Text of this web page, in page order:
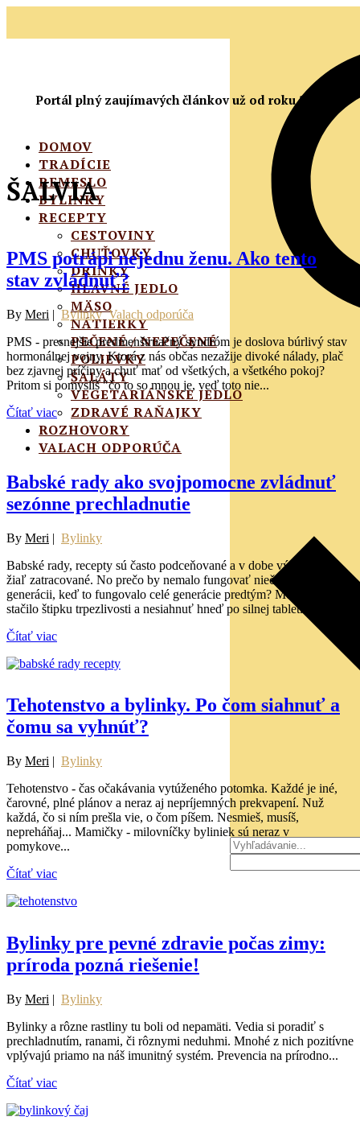
Portál plný zaujímavých článkov už od roku 2010
DOMOV
TRADÍCIE
REMESLO
BYLINKY
RECEPTY
CESTOVINY
CHUŤOVKY
DRINKY
HLAVNÉ JEDLO
MÄSO
NÁTIERKY
PEČENÉ / NEPEČENÉ
POLIEVKY
ŠALÁTY
VEGETARIÁNSKE JEDLO
ZDRAVÉ RAŇAJKY
ROZHOVORY
VALACH ODPORÚČA
ŠALVIA
PMS potrápi nejednu ženu. Ako tento
stav zvládnuť?
By Meri | Bylinky Valach odporúča
PMS - presnejšie predmenštruačný syndróm je doslova búrlivý stav
hormonálnej vojny. Ktorá z nás občas nezažije divoké nálady, plač
bez zjavnej príčiny a chuť mať od všetkých, a všetkého pokoj?
Pritom si pomyslíš "čo to so mnou je, veď toto nie...
Čítať viac
Babské rady ako svojpomocne zvládnuť
sezónne prechladnutie
By Meri | Bylinky
Babské rady, recepty sú často podceňované a v dobe výdobytkov
žiaľ zatracované. No prečo by nemalo fungovať niečo našej
generácii, keď to fungovalo celé generácie predtým? Možno by
stačilo štipku trpezlivosti a nesiahnuť hneď po silnej tabletke....
Čítať viac
Tehotenstvo a bylinky. Po čom siahnuť a
čomu sa vyhnúť?
By Meri | Bylinky
Tehotenstvo - čas očakávania vytúženého potomka. Každé je iné,
čarovné, plné plánov a neraz aj nepríjemných prekvapení. Nuž
každá, čo si ním prešla vie, o čom píšem. Nesmieš, musíš,
nepreháňaj... Mamičky - milovníčky byliniek sú neraz v
pomykove...
Čítať viac
Bylinky pre pevné zdravie počas zimy:
príroda pozná riešenie!
By Meri | Bylinky
Bylinky a rôzne rastliny tu boli od nepamäti. Vedia si poradiť s
prechladnutím, ranami, či rôznymi neduhmi. Mnohé z nich pozitívne
vplývajú priamo na náš imunitný systém. Prevencia na prírodno...
Čítať viac